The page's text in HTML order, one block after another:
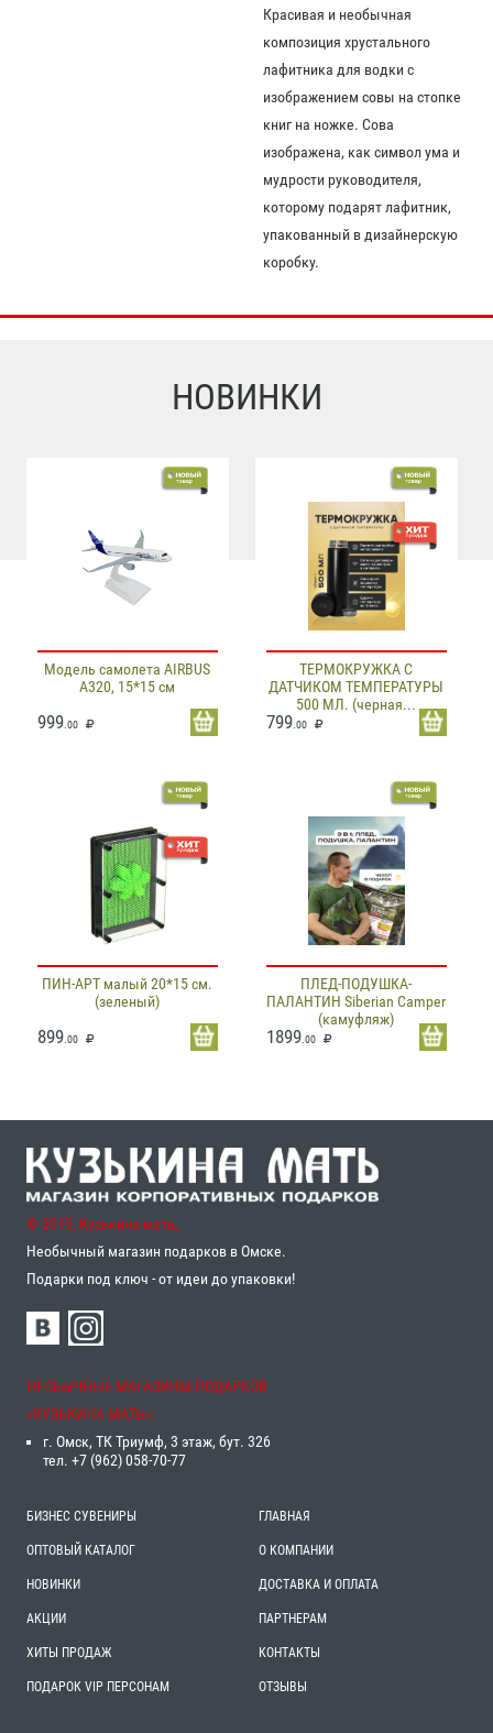
Красивая и необычная
композиция хрустального
лафитника для водки с
изображением совы на стопке
книг на ножке. Сова
изображена, как символ ума и
мудрости руководителя,
которому подарят лафитник,
упакованный в дизайнерскую
коробку.
НОВИНКИ
Модель самолета AIRBUS
A320, 15*15 см
999 .00
ТЕРМОКРУЖКА С
ДАТЧИКОМ ТЕМПЕРАТУРЫ
500 МЛ. (черная...
799.00
ПИН-АРТ малый 20*15 см.
(зеленый)
899 .00
ПЛЕД-ПОДУШКА-
ПАЛАНТИН Siberian Camper
(камуфляж)
1899.00
© 2015, Кузькина мать,
Необычный магазин подарков в Омске.
Подарки под ключ - от идеи до упаковки!
НЕОБЫЧНЫЕ МАГАЗИНЫ ПОДАРКОВ
«‎КУЗЬКИНА МАТЬ»‎:
г. Омск, ТК Триумф, 3 этаж, бут. 326
тел. +7 (962) 058-70-77
БИЗНЕС СУВЕНИРЫ
ОПТОВЫЙ КАТАЛОГ
НОВИНКИ
АКЦИИ
ХИТЫ ПРОДАЖ
ПОДАРОК VIP ПЕРСОНАМ
ГЛАВНАЯ
О КОМПАНИИ
ДОСТАВКА И ОПЛАТА
ПАРТНЕРАМ
КОНТАКТЫ
ОТЗЫВЫ